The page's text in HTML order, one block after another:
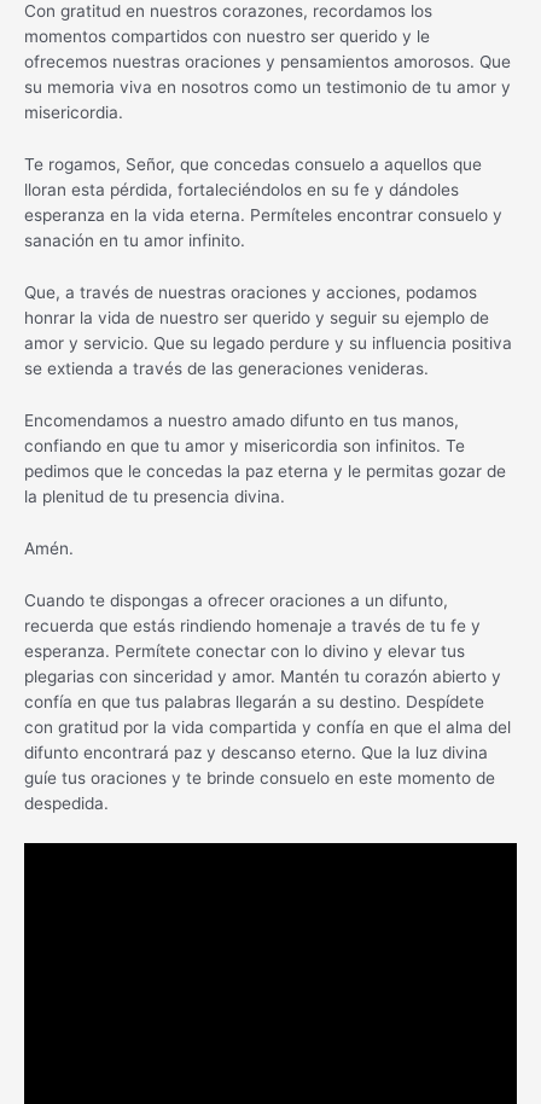
Con gratitud en nuestros corazones, recordamos los
momentos compartidos con nuestro ser querido y le
ofrecemos nuestras oraciones y pensamientos amorosos. Que
su memoria viva en nosotros como un testimonio de tu amor y
misericordia.
Te rogamos, Señor, que concedas consuelo a aquellos que
lloran esta pérdida, fortaleciéndolos en su fe y dándoles
esperanza en la vida eterna. Permíteles encontrar consuelo y
sanación en tu amor infinito.
Que, a través de nuestras oraciones y acciones, podamos
honrar la vida de nuestro ser querido y seguir su ejemplo de
amor y servicio. Que su legado perdure y su influencia positiva
se extienda a través de las generaciones venideras.
Encomendamos a nuestro amado difunto en tus manos,
confiando en que tu amor y misericordia son infinitos. Te
pedimos que le concedas la paz eterna y le permitas gozar de
la plenitud de tu presencia divina.
Amén.
Cuando te dispongas a ofrecer oraciones a un difunto,
recuerda que estás rindiendo homenaje a través de tu fe y
esperanza. Permítete conectar con lo divino y elevar tus
plegarias con sinceridad y amor. Mantén tu corazón abierto y
confía en que tus palabras llegarán a su destino. Despídete
con gratitud por la vida compartida y confía en que el alma del
difunto encontrará paz y descanso eterno. Que la luz divina
guíe tus oraciones y te brinde consuelo en este momento de
despedida.